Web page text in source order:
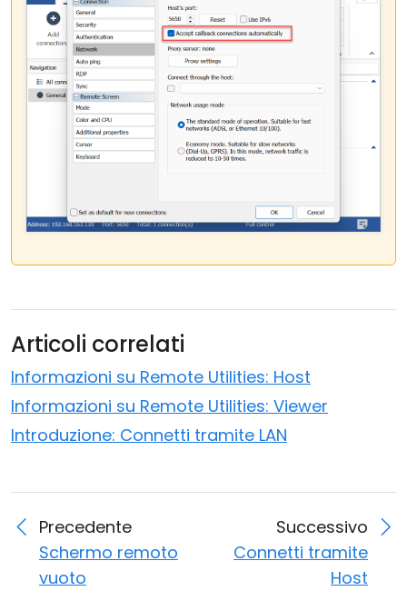
Articoli correlati
Informazioni su Remote Utilities: Host
Informazioni su Remote Utilities: Viewer
Introduzione: Connetti tramite LAN
Precedente
Schermo remoto
vuoto
Successivo
Connetti tramite
Host